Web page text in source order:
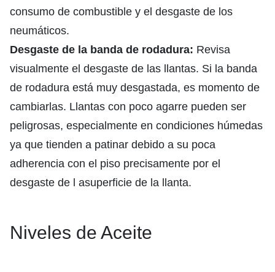
consumo de combustible y el desgaste de los
neumáticos.
Desgaste de la banda de rodadura: Revisa
visualmente el desgaste de las llantas. Si la banda
de rodadura está muy desgastada, es momento de
cambiarlas. Llantas con poco agarre pueden ser
peligrosas, especialmente en condiciones húmedas
ya que tienden a patinar debido a su poca
adherencia con el piso precisamente por el
desgaste de l asuperficie de la llanta.
Niveles de Aceite